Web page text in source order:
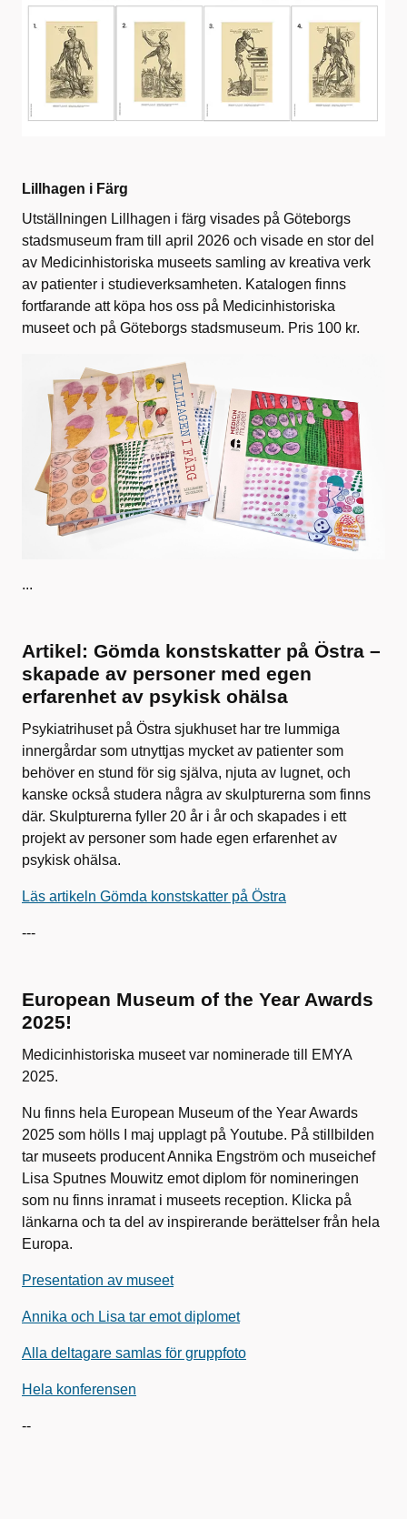
Lillhagen i Färg
Utställningen Lillhagen i färg visades på Göteborgs
stadsmuseum fram till april 2026 och visade en stor del
av Medicinhistoriska museets samling av kreativa verk
av patienter i studieverksamheten. Katalogen finns
fortfarande att köpa hos oss på Medicinhistoriska
museet och på Göteborgs stadsmuseum. Pris 100 kr.
...
Artikel: Gömda konstskatter på Östra –
skapade av personer med egen
erfarenhet av psykisk ohälsa
Psykiatrihuset på Östra sjukhuset har tre lummiga
innergårdar som utnyttjas mycket av patienter som
behöver en stund för sig själva, njuta av lugnet, och
kanske också studera några av skulpturerna som finns
där. Skulpturerna fyller 20 år i år och skapades i ett
projekt av personer som hade egen erfarenhet av
psykisk ohälsa.
Läs artikeln Gömda konstskatter på Östra
---
European Museum of the Year Awards
2025!
Medicinhistoriska museet var nominerade till EMYA
2025.
Nu finns hela European Museum of the Year Awards
2025 som hölls I maj upplagt på Youtube. På stillbilden
tar museets producent Annika Engström och museichef
Lisa Sputnes Mouwitz emot diplom för nomineringen
som nu finns inramat i museets reception. Klicka på
länkarna och ta del av inspirerande berättelser från hela
Europa.
Presentation av museet
Annika och Lisa tar emot diplomet
Alla deltagare samlas för gruppfoto
Hela konferensen
--